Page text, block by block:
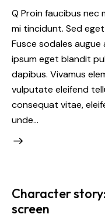
Q Proin faucibus nec
mi tincidunt. Sed
Fusce sodales augue
ipsum eget blandit
dapibus. Vivamus
vulputate eleifend
consequat vitae,
unde…
Character
screen